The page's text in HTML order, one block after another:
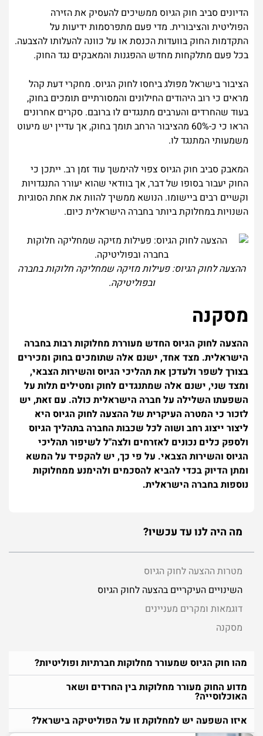
הדיונים סביב חוק הגיוס ממשיכים להעסיק את הזירה
הפוליטית והציבורית. מדי פעם מתפרסמות ידיעות על
התקדמות החוק בוועדות הכנסת או על כוונה להעלותו להצבעה.
בכל פעם מתלקחות מחדש ההפגנות והמאבקים נגד החוק.
הציבור בישראל מפולג ביחסו לחוק הגיוס. מחקרי דעת קהל
מראים כי רוב היהודים החילונים והמסורתיים תומכים בחוק,
בעוד שהחרדים והערבים מתנגדים לו ברובם. סקרים אחרונים
הראו כי כ-60% מהציבור הרחב תומך בחוק, אך עדיין יש מיעוט
משמעותי המתנגד לו.
המאבק סביב חוק הגיוס צפוי להימשך עוד זמן רב. ייתכן כי
החוק יעבור בסופו של דבר, אך בוודאי שהוא יעורר התנגדויות
וקשיים רבים ביישומו. הנושא ממשיך להוות את אחת הסוגיות
השנויות במחלוקת ביותר בחברה הישראלית כיום.
ההצעה לחוק הגיוס: פעילות מזיקה שמחליקה חלוקות בחברה
ובפוליטיקה.
מסקנה
ההצעה לחוק הגיוס החדש מעוררת מחלוקות רבות בחברה
הישראלית. מצד אחד, ישנם אלה שתומכים בחוק ומכירים
בצורך לשפר ולעדכן את תהליכי הגיוס והשירות הצבאי,
ומצד שני, ישנם אלה שמתנגדים לחוק ומטילים תלות על
השפעתו השלילה על חברה הישראלית כולה. עם זאת, יש
לזכור כי המטרה העיקרית של ההצעה לחוק הגיוס היא
ליצור ייצוג רחב ושוה לכל שכבות החברה בתהליך הגיוס
ולספק כלים נכונים לאזרחים ולצה"ל לשיפור תהליכי
הגיוס והשירות הצבאי. על פי כך, יש להקפיד על המשא
ומתן הדיוק בכדי להביא להסכמים ולהימנע ממחלוקות
נוספות בחברה הישראלית.
מה היה לנו עד עכשיו?
מטרות ההצעה לחוק הגיוס
השינויים העיקריים בהצעה לחוק הגיוס
דוגמאות ומקרים מעניינים
מסקנה
מהו חוק הגיוס שמעורר מחלוקות חברתיות ופוליטיות?
מדוע החוק מעורר מחלוקות בין החרדים ושאר
האוכלוסייה?
איזו השפעה יש למחלוקת זו על הפוליטיקה בישראל?